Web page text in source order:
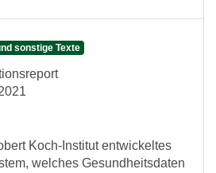
sonstige Texte
Koch-Institut entwickeltes
welches Gesundheitsdaten